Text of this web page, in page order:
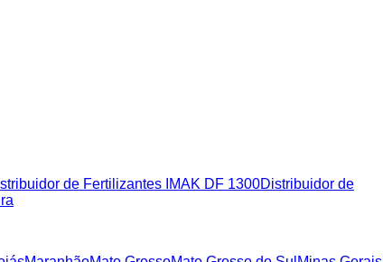
de Fertilizantes IMAK DF 1300Distribuidor de